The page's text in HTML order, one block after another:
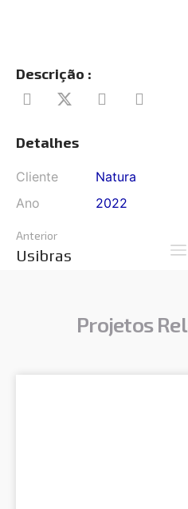
Descrição :
Detalhes
Cliente
Natura
Ano
2022
Anterior
Usibras
Projetos